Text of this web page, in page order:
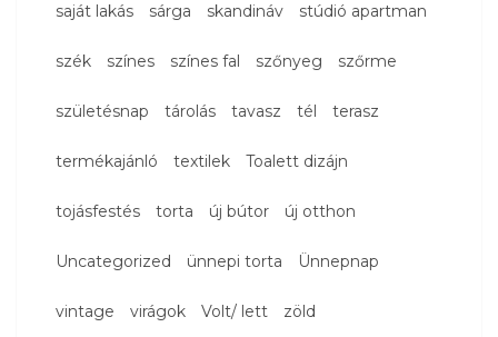
saját lakás sárga skandináv stúdió apartman
szék színes színes fal szőnyeg szőrme
születésnap tárolás tavasz tél terasz
termékajánló textilek Toalett dizájn
tojásfestés torta új bútor új otthon
Uncategorized ünnepi torta Ünnepnap
vintage virágok Volt/ lett zöld